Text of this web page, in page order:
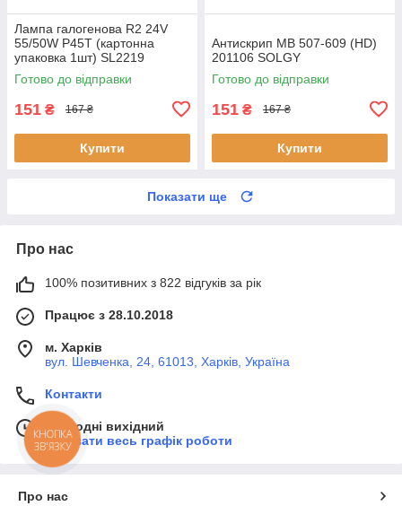
Лампа галогенова R2 24V
55/50W P45T (картонна
упаковка 1шт) SL2219
SHAFER
Готово до відправки
151 ₴ 167 ₴
Купити
Антискрип MB 507-609 (HD)
201106 SOLGY
Готово до відправки
151 ₴ 167 ₴
Купити
Показати ще
Про нас
100% позитивних з 822 відгуків за рік
Працює з 28.10.2018
м. Харків
вул. Шевченка, 24, 61013, Харків, Україна
Контакти
Сьогодні вихідний
Показати весь графік роботи
Про нас
КНОПКА
ЗВ'ЯЗКУ